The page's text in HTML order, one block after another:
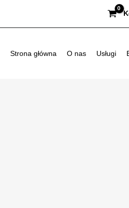
Strona główna O nas Usługi